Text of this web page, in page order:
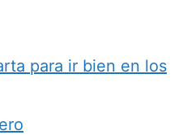
para ir bien en los